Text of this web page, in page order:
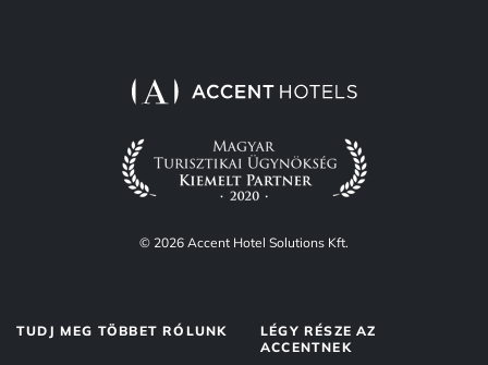
© 2026 Accent Hotel Solutions Kft.
TUDJ MEG TÖBBET RÓLUNK
LÉGY RÉSZE AZ
ACCENTNEK